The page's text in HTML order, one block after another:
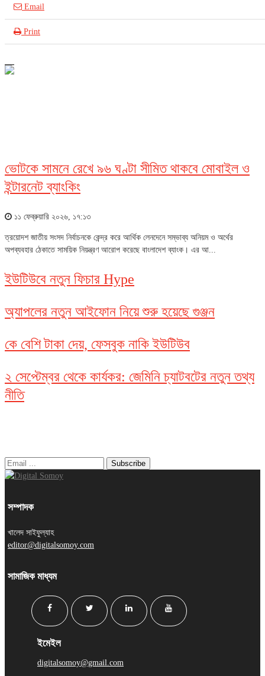
Email
Print
ভোটকে সামনে রেখে ৯৬ ঘণ্টা সীমিত থাকবে মোবাইল ও
ইন্টারনেট ব্যাংকিং
১১ ফেব্রুয়ারি ২০২৬, ১৭:১৩
ত্রয়োদশ জাতীয় সংসদ নির্বাচনকে কেন্দ্র করে আর্থিক লেনদেনে সম্ভাব্য অনিয়ম ও অর্থের
অপব্যবহার ঠেকাতে সাময়িক নিয়ন্ত্রণ আরোপ করেছে বাংলাদেশ ব্যাংক। এর আ...
ইউটিউবে নতুন ফিচার Hype
অ্যাপলের নতুন আইফোন নিয়ে শুরু হয়েছে গুঞ্জন
কে বেশি টাকা দেয়, ফেসবুক নাকি ইউটিউব
২ সেপ্টেম্বর থেকে কার্যকর: জেমিনি চ্যাটবটের নতুন তথ্য
নীতি
সম্পাদক
খালেদ সাইফুল্যাহ
editor@digitalsomoy.com
সামাজিক মাধ্যম
ইমেইল
digitalsomoy@gmail.com